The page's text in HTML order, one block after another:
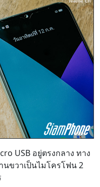
USB อยู่ตรงกลาง ทาง
นขวาเป็นไมโครโฟน 2